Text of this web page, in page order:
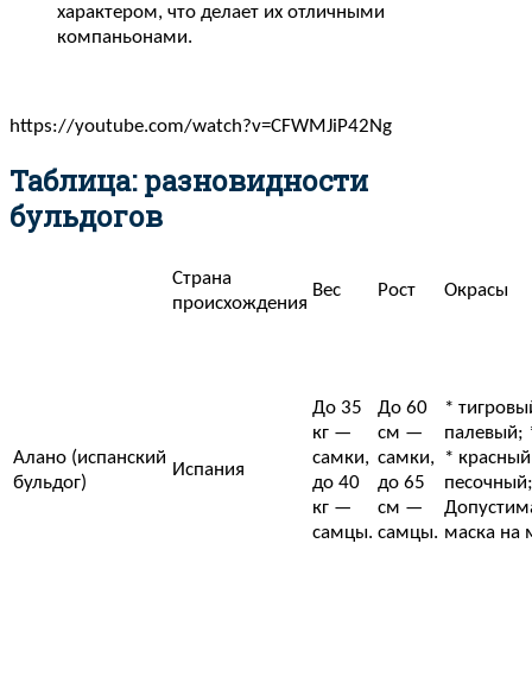
характером, что делает их отличными
компаньонами.
https://youtube.com/watch?v=CFWMJiP42Ng
Таблица: разновидности
бульдогов
Страна
происхождения
Вес Рост Окрасы
Алано (испанский
бульдог)
Испания
До 35
кг —
самки,
до 40
кг —
самцы.
До 60
см —
самки,
до 65
см —
самцы.
*
палевый;
*
маска на